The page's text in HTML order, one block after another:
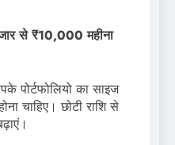
से ₹10,000 महीना
पोर्टफोलियो का साइज
चाहिए। छोटी राशि से